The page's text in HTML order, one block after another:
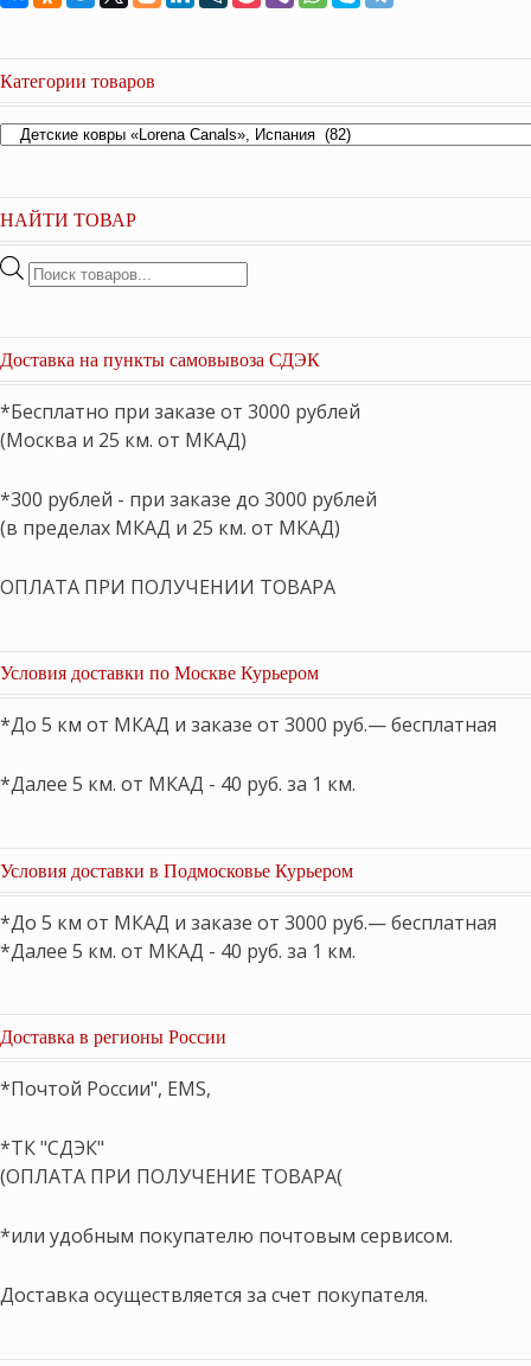
Категории товаров
НАЙТИ ТОВАР
Поиск
Доставка на пункты самовывоза СДЭК
*Бесплатно при заказе от 3000 рублей
(Москва и 25 км. от МКАД)
*300 рублей - при заказе до 3000 рублей
(в пределах МКАД и 25 км. от МКАД)
ОПЛАТА ПРИ ПОЛУЧЕНИИ ТОВАРА
Условия доставки по Москве Курьером
*До 5 км от МКАД и заказе от 3000 руб.— бесплатная
*Далее 5 км. от МКАД - 40 руб. за 1 км.
Условия доставки в Подмосковье Курьером
*До 5 км от МКАД и заказе от 3000 руб.— бесплатная
*Далее 5 км. от МКАД - 40 руб. за 1 км.
Доставка в регионы России
*Почтой России", EMS,
*ТК "СДЭК"
(ОПЛАТА ПРИ ПОЛУЧЕНИЕ ТОВАРА(
*или удобным покупателю почтовым сервисом.
Доставка осуществляется за счет покупателя.